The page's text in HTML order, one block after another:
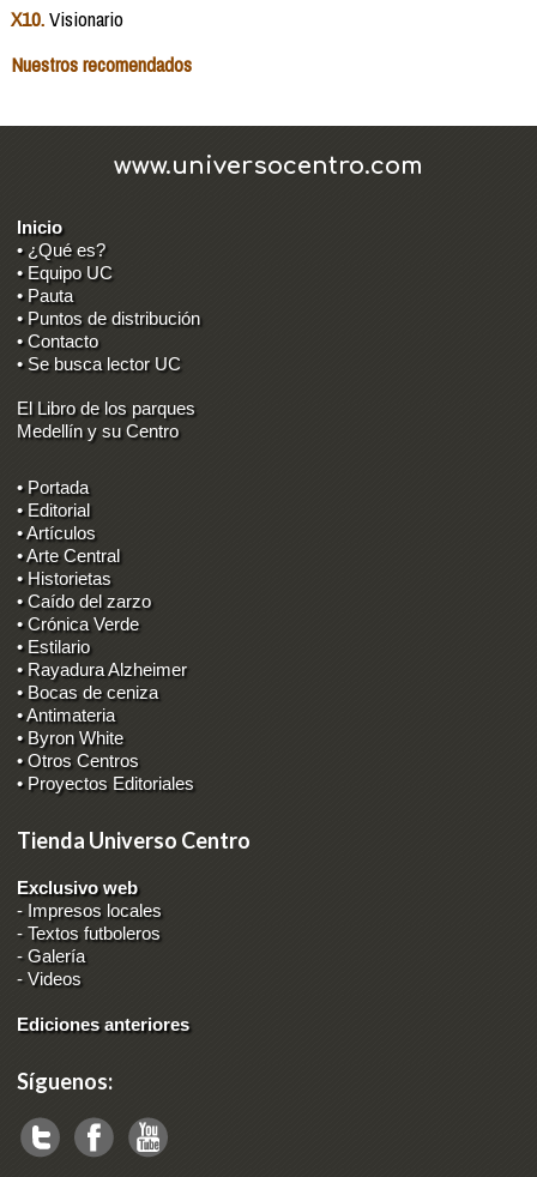
X10.Visionario
Nuestros recomendados
www.universocentro.com
Inicio
• ¿Qué es?
• Equipo UC
• Pauta
• Puntos de distribución
• Contacto
• Se busca lector UC
El Libro de los parques
Medellín y su Centro
• Portada
• Editorial
• Artículos
• Arte Central
• Historietas
• Caído del zarzo
• Crónica Verde
• Estilario
• Rayadura Alzheimer
• Bocas de ceniza
• Antimateria
• Byron White
• Otros Centros
• Proyectos Editoriales
Tienda Universo Centro
Exclusivo web
- Impresos locales
-Textos futboleros
-Galería
-Videos
Ediciones anteriores
Síguenos: